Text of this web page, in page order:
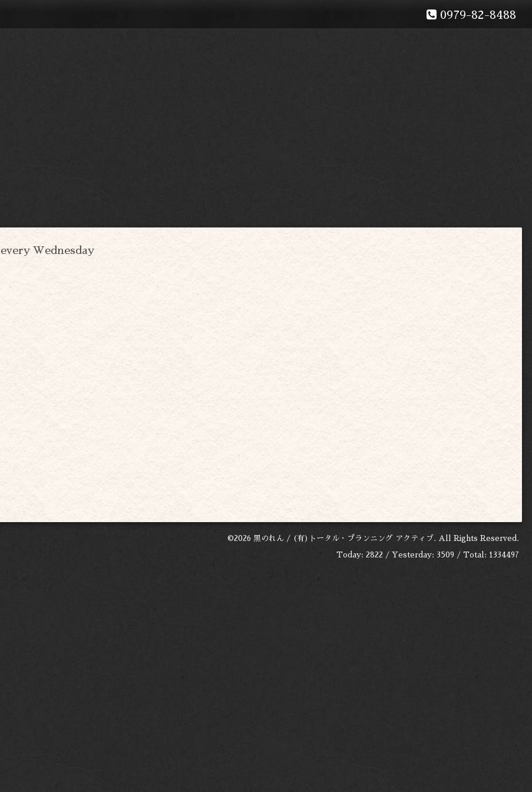
0979-82-8488
every Wednesday
©2026 黒のれん / (有)トータル・プランニング アクティブ. All Rights Reserved.
Today: 2822 / Yesterday: 3509 / Total: 1334497